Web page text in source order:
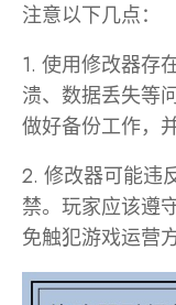
注意以下几点：
1. 使用修改器存
溃、数据丢失等
做好备份工作，
2. 修改器可能违
禁。玩家应该遵
免触犯游戏运营